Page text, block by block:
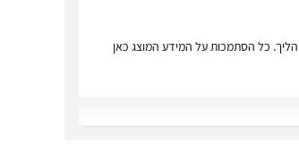
הליך. כל הסתמכות על המידע המוצג כאן